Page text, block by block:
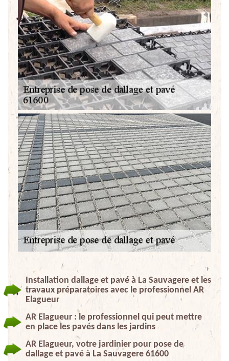
Installation dallage et pavé à La Sauvagere et les
travaux préparatoires avec le professionnel AR
Elagueur
AR Elagueur : le professionnel qui peut mettre
en place les pavés dans les jardins
AR Elagueur, votre jardinier pour pose de
dallage et pavé à La Sauvagere 61600